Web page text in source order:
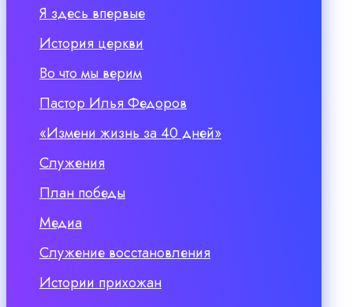
Я здесь впервые
История церкви
Во что мы верим
Пастор Илья Федоров
«Измени жизнь за 40 дней»
Служения
План победы
Медиа
Служение восстановления
Истории прихожан